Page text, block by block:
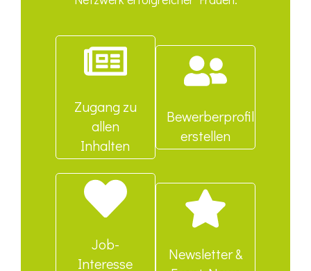
Zugang zu
allen
Inhalten
Bewerberprofil
erstellen
Job-
Interesse
Newsletter &